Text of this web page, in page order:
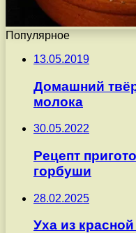
Популярное
13.05.2019
Домашний
молока
30.05.2022
Рецепт
горбуши
28.02.2025
Уха из